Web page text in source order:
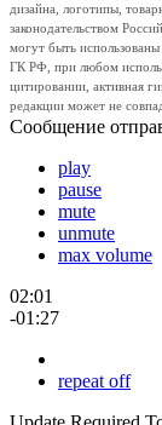
дизайна, логотипы,
законодательством
могут быть
ГК РФ, при любом
цитировании, активная
редакции может не
Сообщение
play
pause
mute
unmute
max volume
02:01
-01:27
repeat off